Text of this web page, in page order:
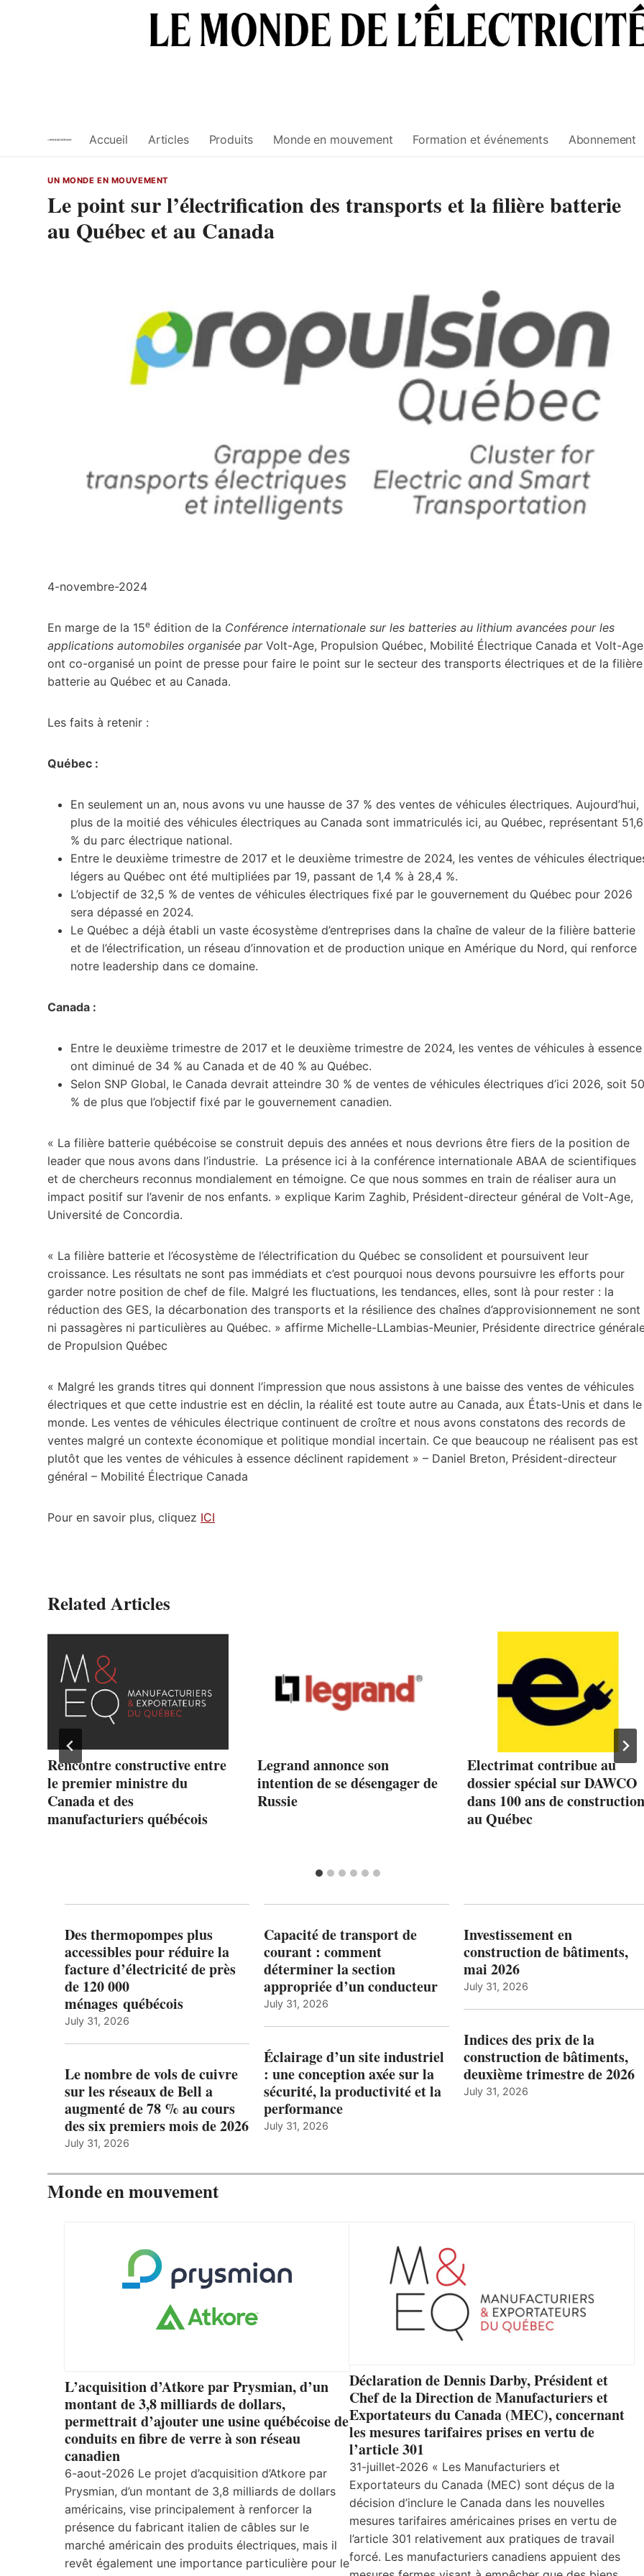
Accueil Articles Produits Monde en mouvement Formation et événements Abonnement
UN MONDE EN MOUVEMENT
Le point sur l’électrification des transports et la filière batterie
au Québec et au Canada
4-novembre-2024
En marge de la 15e édition de la Conférence internationale sur les batteries au lithium avancées pour les
applications automobiles organisée parVolt-Age, Propulsion Québec, Mobilité Électrique Canada et Volt-Age
ont co-organisé un point de presse pour faire le point sur le secteur des transports électriques et de la filière
batterie au Québec et au Canada.
Les faits à retenir :
Québec :
En seulement un an, nous avons vu une hausse de 37 % des ventes de véhicules électriques. Aujourd’hui,
plus de la moitié des véhicules électriques au Canada sont immatriculés ici, au Québec, représentant 51,6
% du parc électrique national.
Entre le deuxième trimestre de 2017 et le deuxième trimestre de 2024, les ventes de véhicules
légers au Québec ont été multipliées par 19, passant de 1,4 % à 28,4 %.
L’objectif de 32,5 % de ventes de véhicules électriques fixé par le gouvernement du Québec pour 2026
sera dépassé en 2024.
Le Québec a déjà établi un vaste écosystème d’entreprises dans la chaîne de valeur de la filière batterie
et de l’électrification, un réseau d’innovation et de production unique en Amérique du Nord, qui renforce
notre leadership dans ce domaine.
Canada :
Entre le deuxième trimestre de 2017 et le deuxième trimestre de 2024, les ventes de véhicules à essence
ont diminué de 34 % au Canada et de 40 % au Québec.
Selon SNP Global, le Canada devrait atteindre 30 % de ventes de véhicules électriques d’ici 2026, soit 50
% de plus que l’objectif fixé par le gouvernement canadien.
« La filière batterie québécoise se construit depuis des années et nous devrions être fiers de la position de
leader que nous avons dans l’industrie. La présence ici à la conférence internationale ABAA de scientifiques
et de chercheurs reconnus mondialement en témoigne. Ce que nous sommes en train de réaliser aura un
impact positif sur l’avenir de nos enfants. » explique Karim Zaghib, Président-directeur général de Volt-Age,
Université de Concordia.
« La filière batterie et l’écosystème de l’électrification du Québec se consolident et poursuivent leur
croissance. Les résultats ne sont pas immédiats et c’est pourquoi nous devons poursuivre les efforts pour
garder notre position de chef de file. Malgré les fluctuations, les tendances, elles, sont là pour rester : la
réduction des GES, la décarbonation des transports et la résilience des chaînes d’approvisionnement ne sont
ni passagères ni particulières au Québec. » affirme Michelle-LLambias-Meunier, Présidente directrice
de Propulsion Québec
« Malgré les grands titres qui donnent l’impression que nous assistons à une baisse des ventes de véhicules
électriques et que cette industrie est en déclin, la réalité est toute autre au Canada, aux États-Unis et dans le
monde. Les ventes de véhicules électrique continuent de croître et nous avons constatons des records de
ventes malgré un contexte économique et politique mondial incertain. Ce que beaucoup ne réalisent pas est
plutôt que les ventes de véhicules à essence déclinent rapidement » – Daniel Breton, Président-directeur
général – Mobilité Électrique Canada
Pour en savoir plus, cliquez ICI
Related Articles
Rencontre constructive entre
le premier ministre du
Canada et des
manufacturiers québécois
Legrand annonce son
intention de se désengager de
Russie
Electrimat contribue au
dossier spécial sur DAWCO
dans 100 ans de construction
au Québec
Des thermopompes plus
accessibles pour réduire la
facture d’électricité de près
de 120 000
ménages québécois
July 31, 2026
Le nombre de vols de cuivre
sur les réseaux de Bell a
augmenté de 78 % au cours
des six premiers mois de 2026
July 31, 2026
Capacité de transport de
courant : comment
déterminer la section
appropriée d’un conducteur
July 31, 2026
Éclairage d’un site industriel
: une conception axée sur la
sécurité, la productivité et la
performance
July 31, 2026
Investissement en
construction de bâtiments,
mai 2026
July 31, 2026
Indices des prix de la
construction de bâtiments,
deuxième trimestre de 2026
July 31, 2026
Monde en mouvement
L’acquisition d’Atkore par Prysmian, d’un
montant de 3,8 milliards de dollars,
permettrait d’ajouter une usine québécoise de
conduits en fibre de verre à son réseau
canadien
6-aout-2026 Le projet d’acquisition d’Atkore par
Prysmian, d’un montant de 3,8 milliards de dollars
américains, vise principalement à renforcer la
présence du fabricant italien de câbles sur le
marché américain des produits électriques, mais il
revêt également une importance particulière pour le
Déclaration de Dennis Darby, Président et
Chef de la Direction de Manufacturiers et
Exportateurs du Canada (MEC), concernant
les mesures tarifaires prises en vertu de
l’article 301
31-juillet-2026 « Les Manufacturiers et
Exportateurs du Canada (MEC) sont déçus de la
décision d’inclure le Canada dans les nouvelles
mesures tarifaires américaines prises en vertu de
l’article 301 relativement aux pratiques de travail
forcé. Les manufacturiers canadiens appuient des